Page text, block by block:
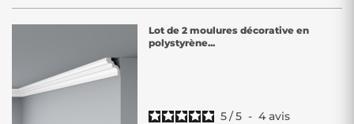
Lot de 2 moulures décorative en
polystyrène...
5/5 - 4 avis